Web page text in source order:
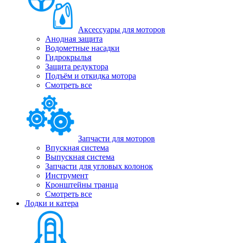
Аксессуары для моторов
Анодная защита
Водометные насадки
Гидрокрылья
Защита редуктора
Подъём и откидка мотора
Смотреть все
Запчасти для моторов
Впускная система
Выпускная система
Запчасти для угловых колонок
Инструмент
Кронштейны транца
Смотреть все
Лодки и катера